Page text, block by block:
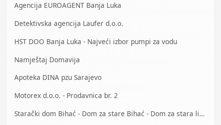
Agencija EUROAGENT Banja Luka
Detektivska agencija Laufer d.o.o.
HST DOO Banja Luka - Najveći izbor pumpi za vodu
Namještaj Domavija
Apoteka DINA pzu Sarajevo
Motorex d.o.o. - Prodavnica br. 2
Starački dom Bihać - Dom za stare Bihać - Dom za stara lica Bihać